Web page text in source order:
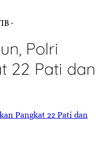
·
Polri
22 Pati dan